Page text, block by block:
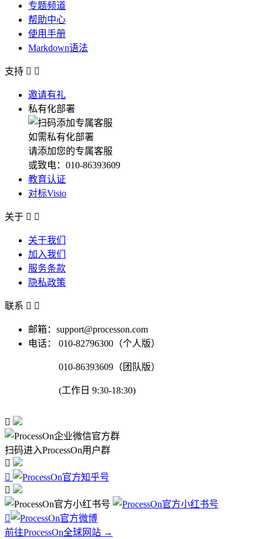
专题频道
帮助中心
使用手册
Markdown语法
支持  
邀请有礼
私有化部署
如需私有化部署
请添加您的专属客服
或致电：010-86393609
教育认证
对标Visio
关于  
关于我们
加入我们
服务条款
隐私政策
联系  
邮箱：support@processon.com
电话：
010-82796300（个人版）
010-86393609（团队版）
(工作日 9:30-18:30)

扫码进入ProcessOn用户群




前往ProcessOn全球网站 →